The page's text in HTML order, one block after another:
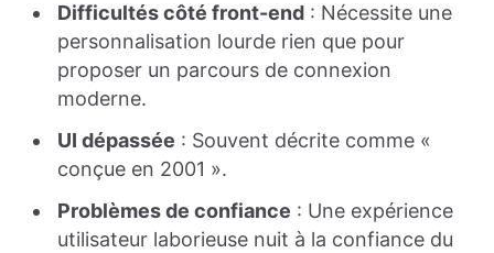
Difficultés côté front-end : Nécessite une
personnalisation lourde rien que pour
proposer un parcours de connexion
moderne.
UI dépassée : Souvent décrite comme «
conçue en 2001 ».
Problèmes de confiance : Une expérience
utilisateur laborieuse nuit à la confiance du